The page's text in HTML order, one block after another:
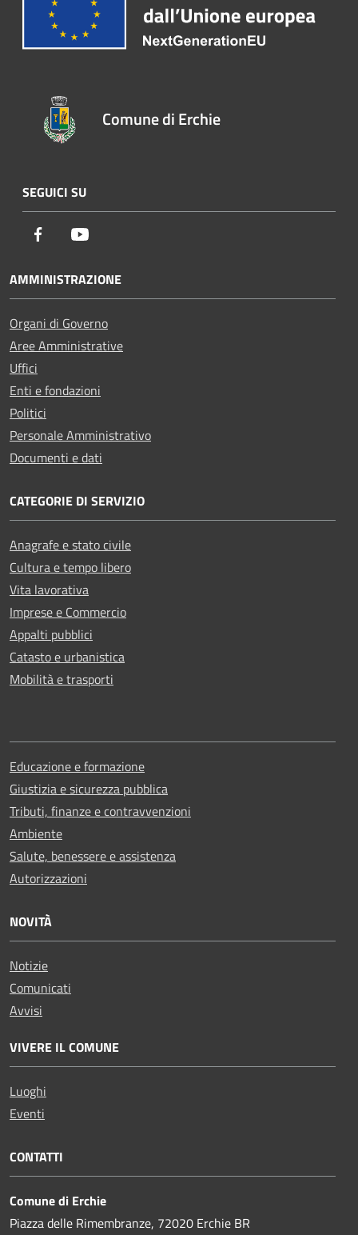
Comune di Erchie
SEGUICI SU
Facebook
AMMINISTRAZIONE
Organi di Governo
Aree Amministrative
Uffici
Enti e fondazioni
Politici
Personale Amministrativo
Documenti e dati
CATEGORIE DI SERVIZIO
Anagrafe e stato civile
Cultura e tempo libero
Vita lavorativa
Imprese e Commercio
Appalti pubblici
Catasto e urbanistica
Mobilità e trasporti
Educazione e formazione
Giustizia e sicurezza pubblica
Tributi, finanze e contravvenzioni
Ambiente
Salute, benessere e assistenza
Autorizzazioni
NOVITÀ
Notizie
Comunicati
Avvisi
VIVERE IL COMUNE
Luoghi
Eventi
CONTATTI
Comune di Erchie
Piazza delle Rimembranze, 72020 Erchie BR